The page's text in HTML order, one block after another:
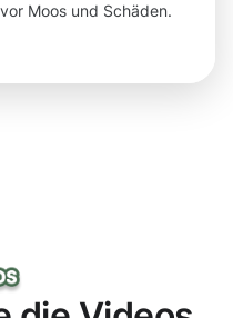
Moos und Schäden.